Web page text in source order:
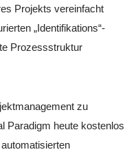
Projekts vereinfacht
„Identifikations“-
Prozessstruktur
zu
Paradigm heute kostenlos